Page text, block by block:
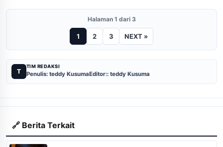
Halaman 1 dari 3
1 2 3 NEXT »
T
TIM REDAKSI
Penulis: teddy KusumaEditor:: teddy Kusuma
🔗 Berita Terkait